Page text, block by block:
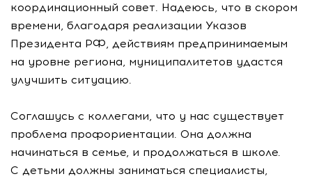
координационный совет. Надеюсь, что в скором
времени, благодаря реализации Указов
Президента РФ, действиям предпринимаемым
на уровне региона, муниципалитетов удастся
улучшить ситуацию.
Соглашусь с коллегами, что у нас существует
проблема профориентации. Она должна
начинаться в семье, и продолжаться в школе.
С детьми должны заниматься специалисты,